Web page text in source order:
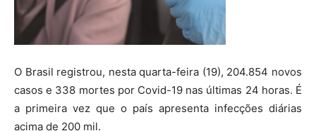
O Brasil registrou, nesta quarta-feira (19), 204.854 novos
casos e 338 mortes por Covid-19 nas últimas 24 horas. É
a primeira vez que o país apresenta infecções diárias
acima de 200 mil.